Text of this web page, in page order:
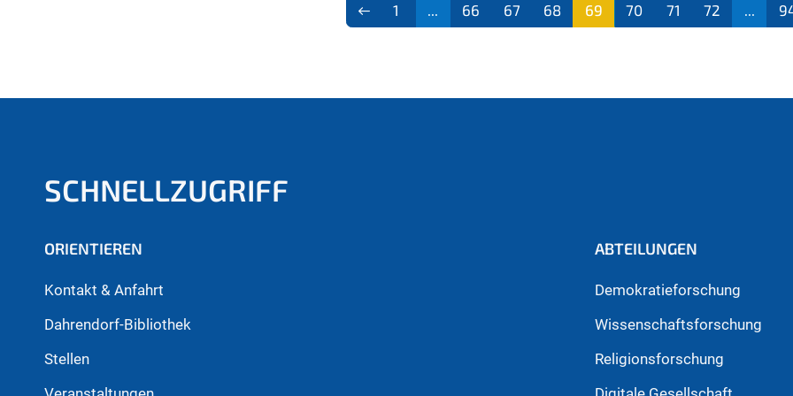
1 66 67 68
69
70 71 72
SCHNELLZUGRIFF
ORIENTIEREN
Kontakt & Anfahrt
Dahrendorf-Bibliothek
Stellen
ABTEILUNGEN
Demokratieforschung
Wissenschaftsforschung
Religionsforschung